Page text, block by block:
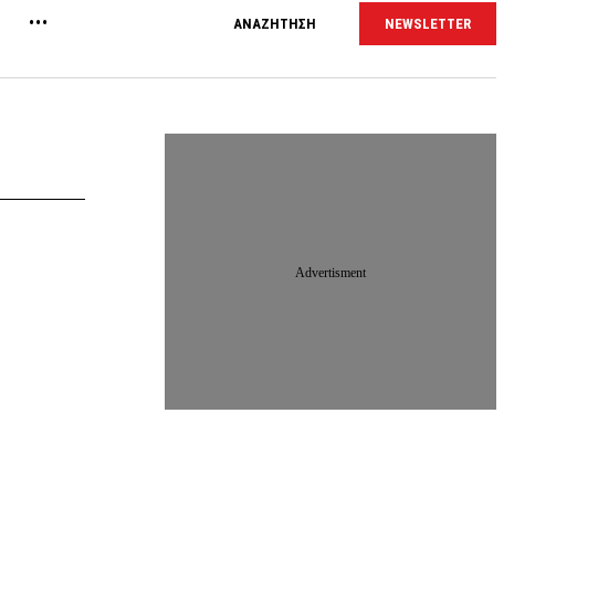
ΑΝΑΖΗΤΗΣΗ NEWSLETTER